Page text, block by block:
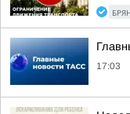
17:03